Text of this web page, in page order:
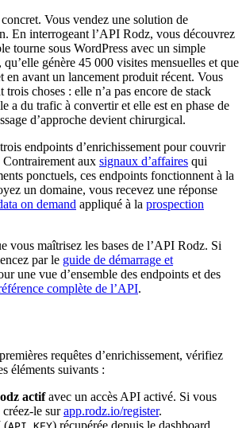
Vous vendez une solution de
En interrogeant l’API Rodz, vous découvrez
tourne sous WordPress avec un simple
génère 45 000 visites mensuelles et que
en avant un lancement produit récent. Vous
trois choses : elle n’a pas encore de stack
a du trafic à convertir et elle est en phase de
d’approche devient chirurgical.
endpoints d’enrichissement pour couvrir
aux signaux d’affaires qui
ponctuels, ces endpoints fonctionnent à la
un domaine, vous recevez une réponse
on demand appliqué à la prospection
vous maîtrisez les bases de l’API Rodz. Si
par le guide de démarrage et
une vue d’ensemble des endpoints et des
complète de l’API.
requêtes d’enrichissement, vérifiez
éléments suivants :
actifavec un accès API activé. Si vous
créez-le surapp.rodz.io/register.